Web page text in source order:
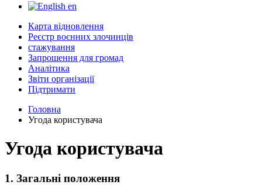
en
Карта відновлення
Реєстр воєнних злочинців
стажування
Запрошення для громад
Аналітика
Звіти організації
Підтримати
Головна
Угода користувача
Угода користувача
1. Загальні положення